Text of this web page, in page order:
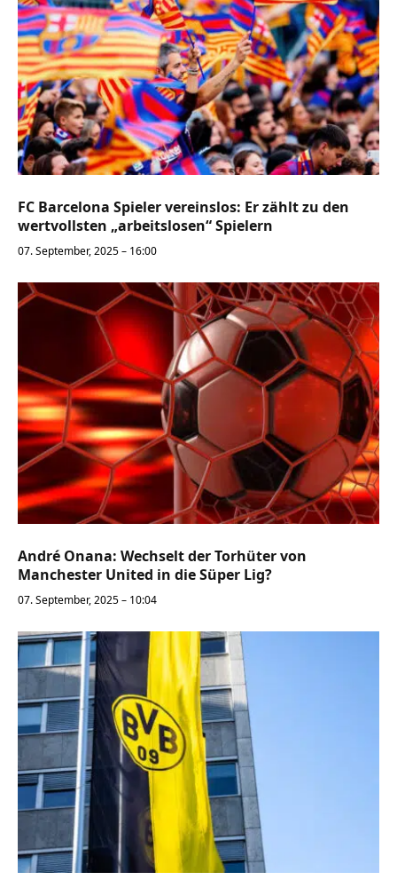
FC Barcelona Spieler vereinslos: Er zählt zu den
wertvollsten „arbeitslosen“ Spielern
07. September, 2025 – 16:00
André Onana: Wechselt der Torhüter von
Manchester United in die Süper Lig?
07. September, 2025 – 10:04